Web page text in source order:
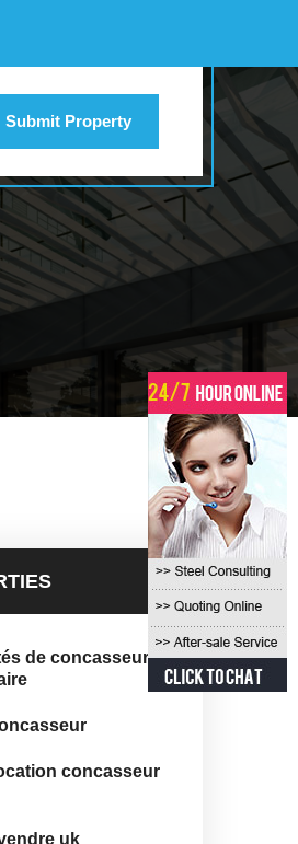
Submit Property
de concasseur à
concasseur
uk